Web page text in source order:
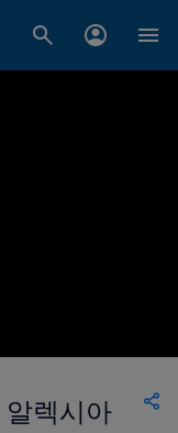
알렉시아